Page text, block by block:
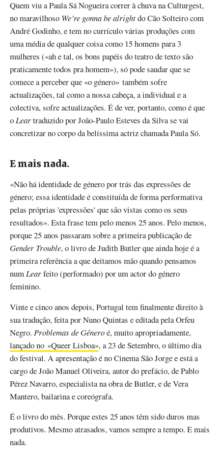
Quem viu a Paula Sá Nogueira correr à chuva na Culturgest,
no maravilhoso We’re gonna be alrightdo Cão Solteiro com
André Godinho, e tem no currículo várias produções com
uma média de qualquer coisa como 15 homens para 3
mulheres («ah e tal, os bons papéis do teatro de texto são
praticamente todos pra homem»), só pode saudar que se
comece a perceber que «o género» também sofre
actualizações, tal como a nossa cabeça, a individual e a
colectiva, sofre actualizações. É de ver, portanto, como é que
oLeartraduzido por João-Paulo Esteves da Silva se vai
concretizar no corpo da belíssima actriz chamada Paula Só.
E mais nada.
«Não há identidade de género por trás das expressões de
género; essa identidade é constituída de forma performativa
pelas próprias 'expressões' que são vistas como os seus
resultados». Esta frase tem pelo menos 25 anos. Pelo menos,
porque 25 anos passaram sobre a primeira publicação de
Gender Trouble, o livro de Judith Butler que ainda hoje é a
primeira referência a que deitamos mão quando pensamos
numLearfeito (performado) por um actor do género
feminino.
Vinte e cinco anos depois, Portugal tem finalmente direito à
sua tradução, feita por Nuno Quintas e editada pela Orfeu
Negro. Problemas de Géneroé, muito apropriadamente,
lançado no «Queer Lisboa», a 23 de Setembro, o último dia
do festival. A apresentação é no Cinema São Jorge e está a
cargo de João Manuel Oliveira, autor do prefácio, de Pablo
Pérez Navarro, especialista na obra de Butler, e de Vera
Mantero, bailarina e coreógrafa.
É o livro do mês. Porque estes 25 anos têm sido duros mas
produtivos. Mesmo atrasados, vamos sempre a tempo. E mais
nada.